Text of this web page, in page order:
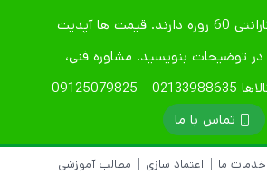
تمامی محصولات گارانتی 60 روزه دارند. قیمت ها آپدیت
توضیحات بنویسید. مشاوره فنی،
تماس با ما
خدمات ما اعتماد سازی مطالب آموزشی